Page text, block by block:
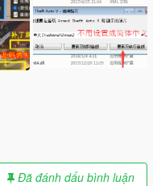
Đã đánh dấu bình luận